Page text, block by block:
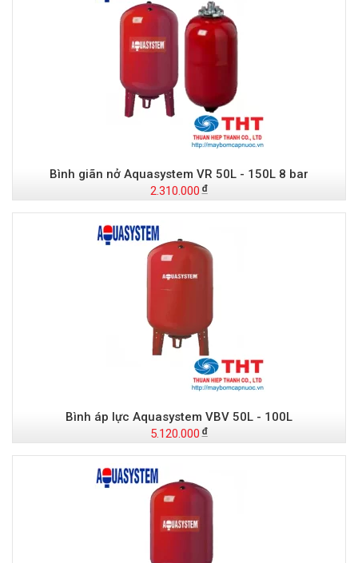
Bình giãn nở Aquasystem VR 50L - 150L 8 bar
2.310.000
Bình áp lực Aquasystem VBV 50L - 100L
5.120.000